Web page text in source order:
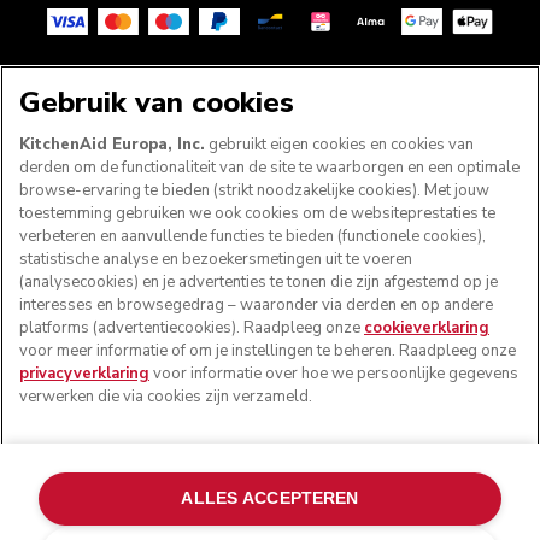
VOLG ONS
© KitchenAid 2026 - Alle rechten voorbehouden.
KitchenAid en het design van de keukenrobot zijn
Mijn cookies beheren Privacyverklaring
Cookiebeleid
Andere landen
Online geschillenafhandeling
Gebruik van cookies
KitchenAid Europa, Inc. gebruikt eigen cookies en cookies van
derden om de functionaliteit van de site te waarborgen en een optimale
browse-ervaring te bieden (strikt noodzakelijke cookies). Met jouw
toestemming gebruiken we ook cookies om de websiteprestaties te
verbeteren en aanvullende functies te bieden (functionele cookies),
statistische analyse en bezoekersmetingen uit te voeren
(analysecookies) en je advertenties te tonen die zijn afgestemd op je
interesses en browsegedrag – waaronder via derden en op andere
platforms (advertentiecookies). Raadpleeg onze cookieverklaring
voor meer informatie of om je instellingen te beheren. Raadpleeg onze
privacyverklaring voor informatie over hoe we persoonlijke gegevens
verwerken die via cookies zijn verzameld.
ALLES ACCEPTEREN